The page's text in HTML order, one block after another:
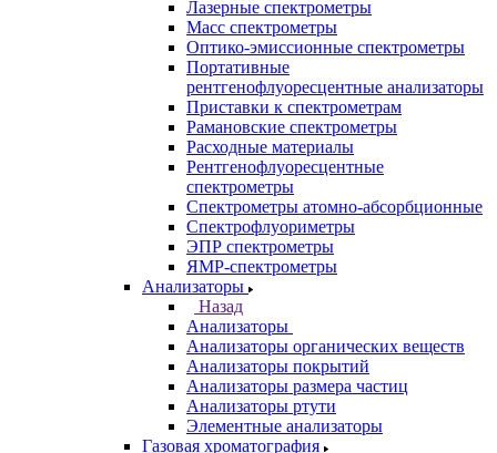
Аналитическое оборудование
Назад
Аналитическое оборудование
Спектрометры
Назад
Спектрометры
Автоматические Дозаторы
Атомно-Эмиссионные спектрометры
ВИД спектрофотометры
Дополнительное оборудование для
ААС
ИК-Фурье спектрометры
Инфракрасные микроскопы
Лазерные спектрометры
Масс спектрометры
Оптико-эмиссионные спектрометры
Портативные
рентгенофлуоресцентные анализаторы
Приставки к спектрометрам
Рамановские спектрометры
Расходные материалы
Рентгенофлуоресцентные
спектрометры